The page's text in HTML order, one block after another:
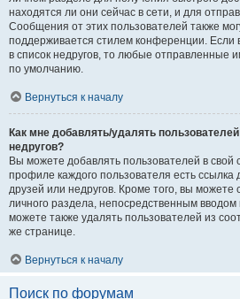
находятся ли они сейчас в сети, и для
Сообщения от этих пользователей также
поддерживается стилем конференции. Если
в список недругов, то любые отправленные
по умолчанию.
Вернуться к началу
Как мне добавлять/удалять
недругов?
Вы можете добавлять пользователей в свой
профиле каждого пользователя есть ссылка
друзей или недругов. Кроме того, вы можете
личного раздела, непосредственным
можете также удалять пользователей из
же странице.
Вернуться к началу
Поиск по форумам